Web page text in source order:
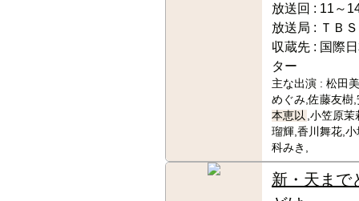
放送回 : 11～
放送局 : ＴＢＳ
収蔵先 : 国際
ター
主な出演 : 松田
めぐみ,佐藤友樹
本恵以 ,小笠原
瑠輝,香川舞花,
科みき,
新・天まで